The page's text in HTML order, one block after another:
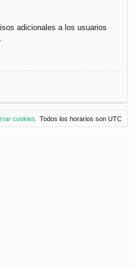
adicionales a los usuarios
Todos los horarios son UTC
cookies